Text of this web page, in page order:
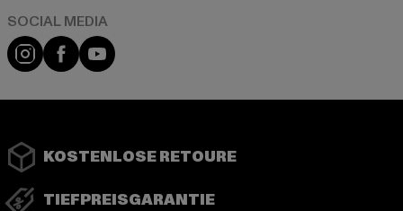
Instagram
FacebookYouTube
KOSTENLOSE RETOURE
TIEFPREISGARANTIE